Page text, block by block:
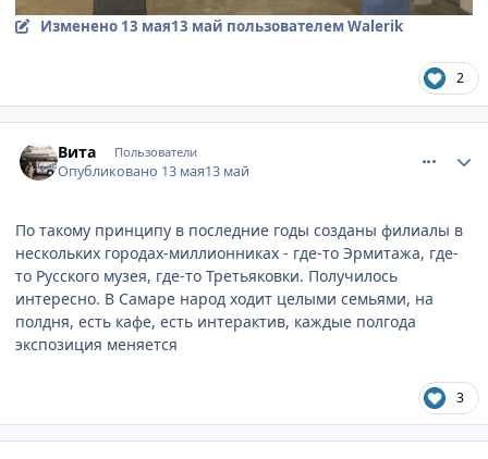
Изменено 13 мая13 май пользователем Walerik
2
Вита Пользователи
Опубликовано 13 мая13 май
По такому принципу в последние годы созданы филиалы в
нескольких городах-миллионниках - где-то Эрмитажа, где-
то Русского музея, где-то Третьяковки. Получилось
интересно. В Самаре народ ходит целыми семьями, на
полдня, есть кафе, есть интерактив, каждые полгода
экспозиция меняется
3